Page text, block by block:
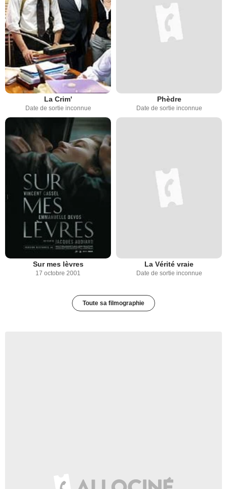
La Crim'
Date de sortie inconnue
Phèdre
Date de sortie inconnue
Sur mes lèvres
17 octobre 2001
La Vérité vraie
Date de sortie inconnue
Toute sa filmographie